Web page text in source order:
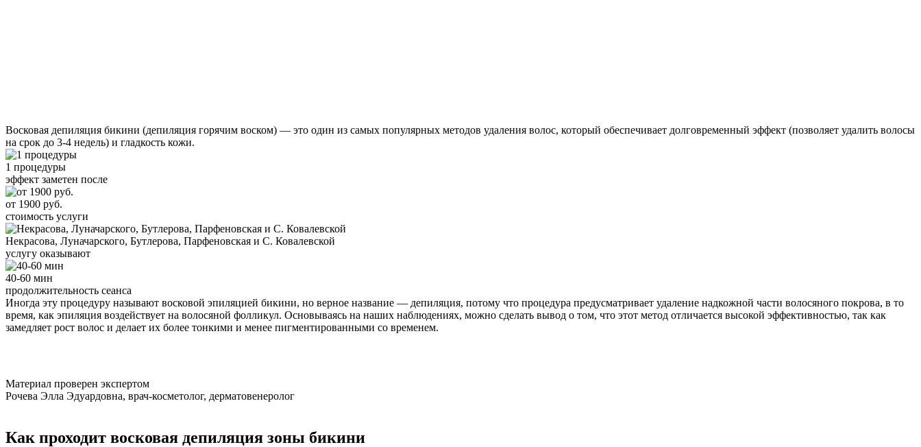
Восковая депиляция бикини (депиляция горячим воском) — это один из самых популярных методов удаления волос, который обеспечивает долговременный эффект (позволяет удалить волосы
на срок до 3-4 недель) и гладкость кожи.
1 процедуры
эффект заметен после
от 1900 руб.
стоимость услуги
Некрасова, Луначарского, Бутлерова, Парфеновская и С. Ковалевской
услугу оказывают
40-60 мин
продолжительность сеанса
Иногда эту процедуру называют восковой эпиляцией бикини, но верное название — депиляция, потому что процедура предусматривает удаление надкожной части волосяного покрова, в то
время, как эпиляция воздействует на волосяной фолликул. Основываясь на наших наблюдениях, можно сделать вывод о том, что этот метод отличается высокой эффективностью, так как
замедляет рост волос и делает их более тонкими и менее пигментированными со временем.
Материал проверен экспертом
Рочева Элла Эдуардовна, врач-косметолог, дерматовенеролог
Как проходит восковая депиляция зоны бикини